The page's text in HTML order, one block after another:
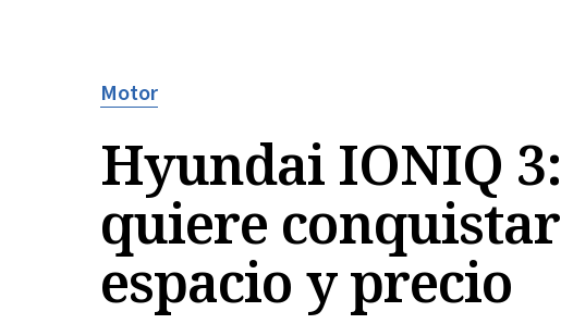
Motor
Hyundai IONIQ
quiere
espacio y precio